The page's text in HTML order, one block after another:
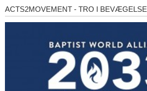
Acts2Movement
ACTS2MOVEMENT - TRO I BEVÆGELSE